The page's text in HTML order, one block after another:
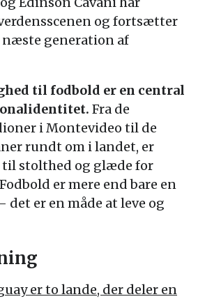
og fortsætter
generation af
til fodbold er en central
Fra de
i Montevideo til de
rundt om i landet, er
stolthed og glæde for
er mere end bare en
det er en måde at leve og
er to lande, der deler en